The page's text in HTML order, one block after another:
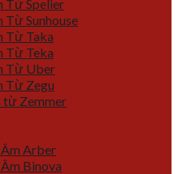
Từ Spelier
Từ Sunhouse
Từ Taka
Từ Teka
Từ Uber
Từ Zegu
từ Zemmer
Arber
Binova